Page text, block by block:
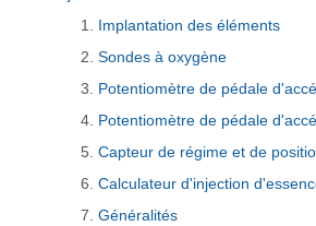
Implantation des éléments
Sondes à oxygène
Potentiomètre de pédale
Potentiomètre de pédale
Capteur de régime et de
Calculateur d'injection
Généralités